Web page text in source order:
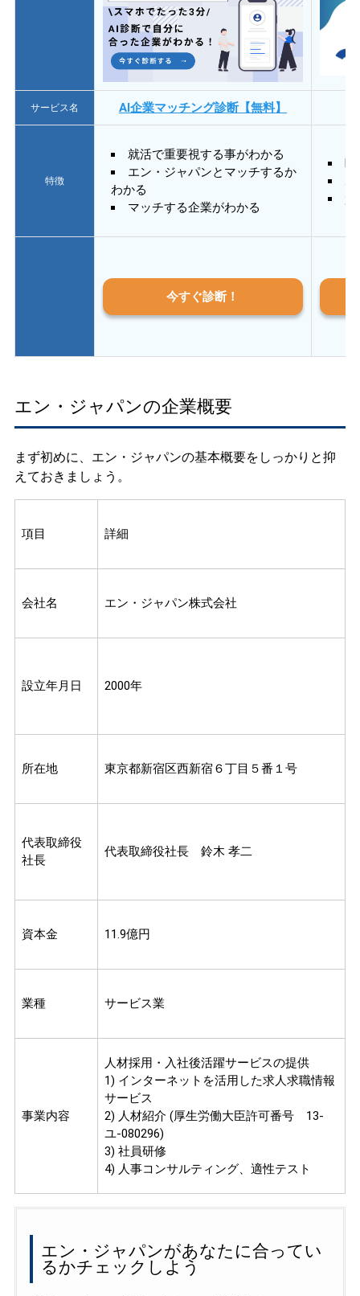
サービス名 AI企業マッチング診断【無料】
特徴
就活で重要視する事がわかる
エン・ジャパンとマッチするか
わかる
マッチする企業がわかる
質
今すぐ診断！
エン・ジャパンの企業概要
まず初めに、エン・ジャパンの基本概要をしっかりと抑
えておきましょう。
項目 詳細
会社名 エン・ジャパン株式会社
設立年月日 2000年
所在地 東京都新宿区西新宿６丁目５番１号
代表取締役
社長
代表取締役社長 鈴木 孝二
資本金 11.9億円
業種 サービス業
事業内容
人材採用・入社後活躍サービスの提供
1) インターネットを活用した求人求職情報
サービス
2) 人材紹介 (厚生労働大臣許可番号 13-
ユ-080296)
3) 社員研修
4) 人事コンサルティング、適性テスト
エン・ジャパンがあなたに合ってい
るかチェックしよう